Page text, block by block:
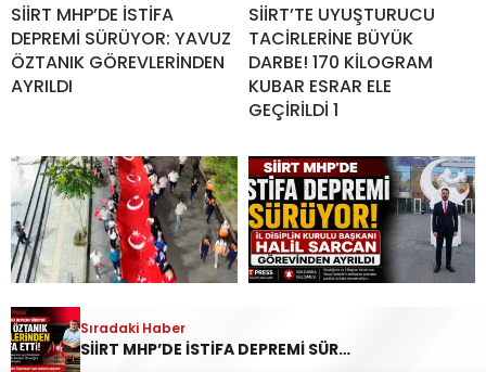
SİİRT MHP’DE İSTİFA
DEPREMİ SÜRÜYOR: YAVUZ
ÖZTANIK GÖREVLERİNDEN
AYRILDI
SİİRT’TE UYUŞTURUCU
TACİRLERİNE BÜYÜK
DARBE! 170 KİLOGRAM
KUBAR ESRAR ELE
GEÇİRİLDİ 1
SİİRT’TE 15 TEMMUZ’UN 10.
YILINDA “ZAFER BİZİM,
SİİRT MHP’DE İSTİFA
DEPREMİ SÜRÜYOR: İL
Sıradaki Haber
SİİRT MHP’DE İSTİFA DEPREMİ SÜRÜYOR: YAVUZ ÖZTANIK GÖREVLERİNDEN AYRILDI